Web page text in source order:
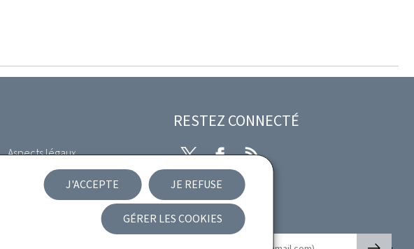
J'ACCEPTE JE REFUSE
GÉRER LES COOKIES
Aspects légaux
Déclaration d'accessibilité
RESTEZ CONNECTÉ
TwitterFacebook
RSS
Newsletter